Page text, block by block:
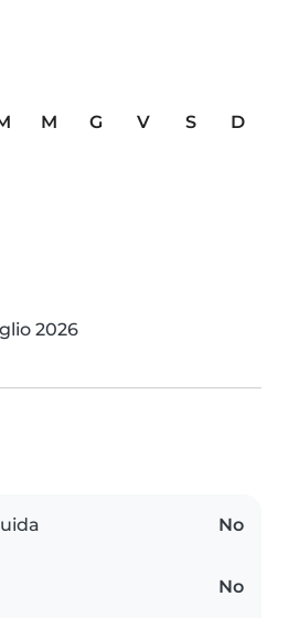
M G V S
D
2026
No
No